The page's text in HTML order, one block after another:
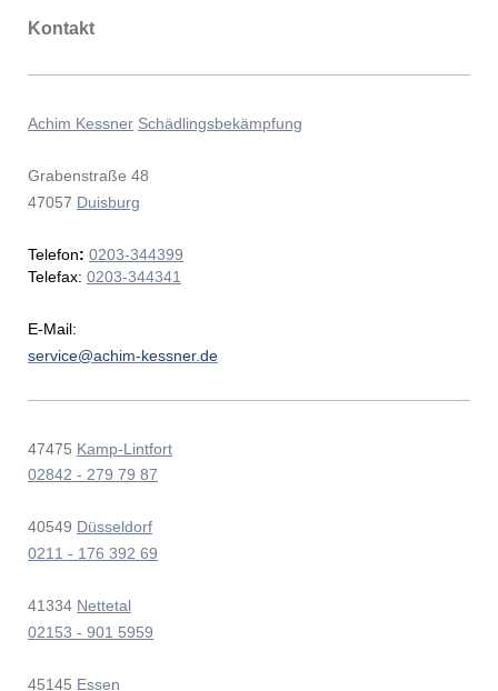
Kontakt
Achim Kessner Schädlingsbekämpfung
Grabenstraße 48
47057 Duisburg
Telefon: 0203-344399
Telefax: 0203-344341
E-Mail:
service@achim-kessner.de
47475 Kamp-Lintfort
02842 - 279 79 87
40549 Düsseldorf
0211 - 176 392 69
41334 Nettetal
02153 - 901 5959
45145 Essen